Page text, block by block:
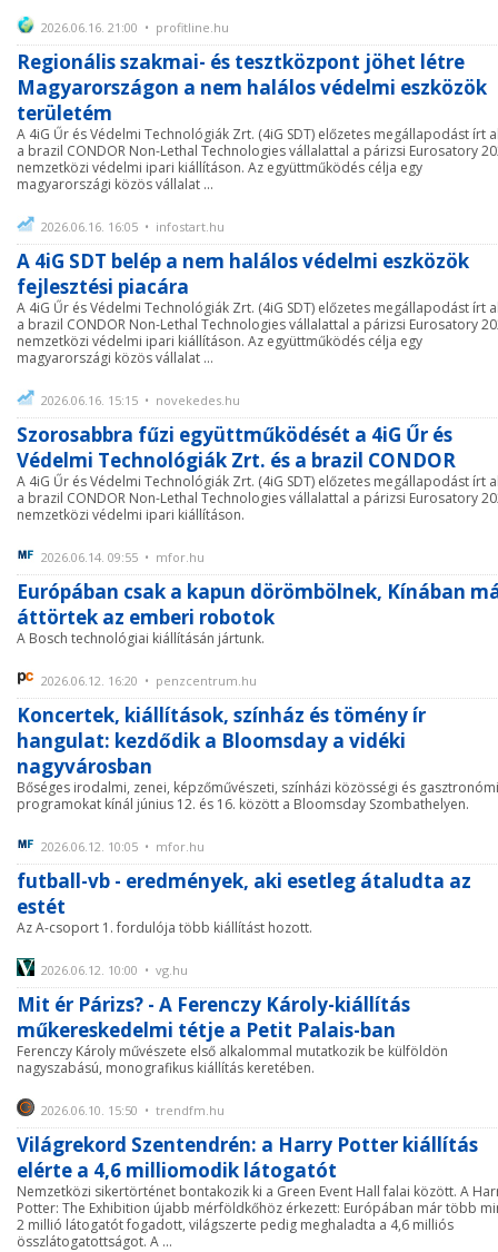
2026.06.16. 21:00 • profitline.hu
Regionális szakmai- és tesztközpont jöhet létre
Magyarországon a nem halálos védelmi eszközök
területém
A 4iG Űr és Védelmi Technológiák Zrt. (4iG SDT) előzetes megállapodást írt
a brazil CONDOR Non-Lethal Technologies vállalattal a párizsi Eurosatory
nemzetközi védelmi ipari kiállításon. Az együttműködés célja egy
magyarországi közös vállalat ...
2026.06.16. 16:05 • infostart.hu
A 4iG SDT belép a nem halálos védelmi eszközök
fejlesztési piacára
A 4iG Űr és Védelmi Technológiák Zrt. (4iG SDT) előzetes megállapodást írt
a brazil CONDOR Non-Lethal Technologies vállalattal a párizsi Eurosatory
nemzetközi védelmi ipari kiállításon. Az együttműködés célja egy
magyarországi közös vállalat ...
2026.06.16. 15:15 • novekedes.hu
Szorosabbra fűzi együttműködését a 4iG Űr és
Védelmi Technológiák Zrt. és a brazil CONDOR
A 4iG Űr és Védelmi Technológiák Zrt. (4iG SDT) előzetes megállapodást írt
a brazil CONDOR Non-Lethal Technologies vállalattal a párizsi Eurosatory
nemzetközi védelmi ipari kiállításon.
2026.06.14. 09:55 • mfor.hu
Európában csak a kapun dörömbölnek, Kínában
áttörtek az emberi robotok
A Bosch technológiai kiállításán jártunk.
2026.06.12. 16:20 • penzcentrum.hu
Koncertek, kiállítások, színház és tömény ír
hangulat: kezdődik a Bloomsday a vidéki
nagyvárosban
Bőséges irodalmi, zenei, képzőművészeti, színházi közösségi és
programokat kínál június 12. és 16. között a Bloomsday Szombathelyen.
2026.06.12. 10:05 • mfor.hu
futball-vb - eredmények, aki esetleg átaludta az
estét
Az A-csoport 1. fordulója több kiállítást hozott.
2026.06.12. 10:00 • vg.hu
Mit ér Párizs? - A Ferenczy Károly-kiállítás
műkereskedelmi tétje a Petit Palais-ban
Ferenczy Károly művészete első alkalommal mutatkozik be külföldön
nagyszabású, monografikus kiállítás keretében.
2026.06.10. 15:50 • trendfm.hu
Világrekord Szentendrén: a Harry Potter kiállítás
elérte a 4,6 milliomodik látogatót
Nemzetközi sikertörténet bontakozik ki a Green Event Hall falai között. A
Potter: The Exhibition újabb mérföldkőhöz érkezett: Európában már több
2 millió látogatót fogadott, világszerte pedig meghaladta a 4,6 milliós
összlátogatottságot. A ...